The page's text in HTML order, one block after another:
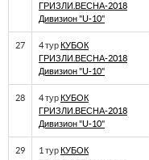
ГРИЗЛИ.ВЕСНА-2018
Дивизион "U-10"
27 4 турКУБОК
ГРИЗЛИ.ВЕСНА-2018
Дивизион "U-10"
28 4 турКУБОК
ГРИЗЛИ.ВЕСНА-2018
Дивизион "U-10"
29 1 турКУБОК